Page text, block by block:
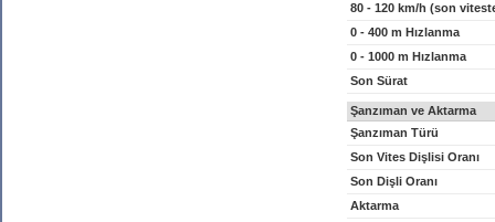
80 - 120 km/h (son
0 - 400 m Hızlanma
0 - 1000 m Hızlanma
Son Sürat
Şanzıman ve Aktarma
Şanzıman Türü
Son Vites Dişlisi Oranı
Son Dişli Oranı
Aktarma